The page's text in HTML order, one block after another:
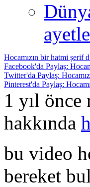
Hocamızın bir hatmi şerif
Facebook'da Paylaş:
Twitter'da Paylaş:
Pinterest'da Paylaş:
1 yıl önce
hakkında
bu video
bereket